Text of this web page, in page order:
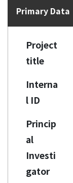
Statistics
Primary Data
Project
title
Interna
l ID
Princip
al
Investi
gator